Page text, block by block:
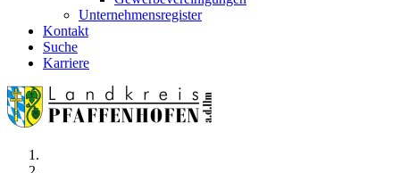
Unternehmensregister
Kontakt
Suche
Karriere